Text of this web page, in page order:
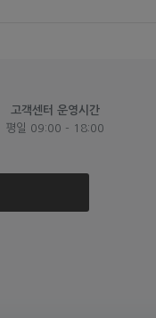
고객센터 운영시간
평일 09:00 - 18:00